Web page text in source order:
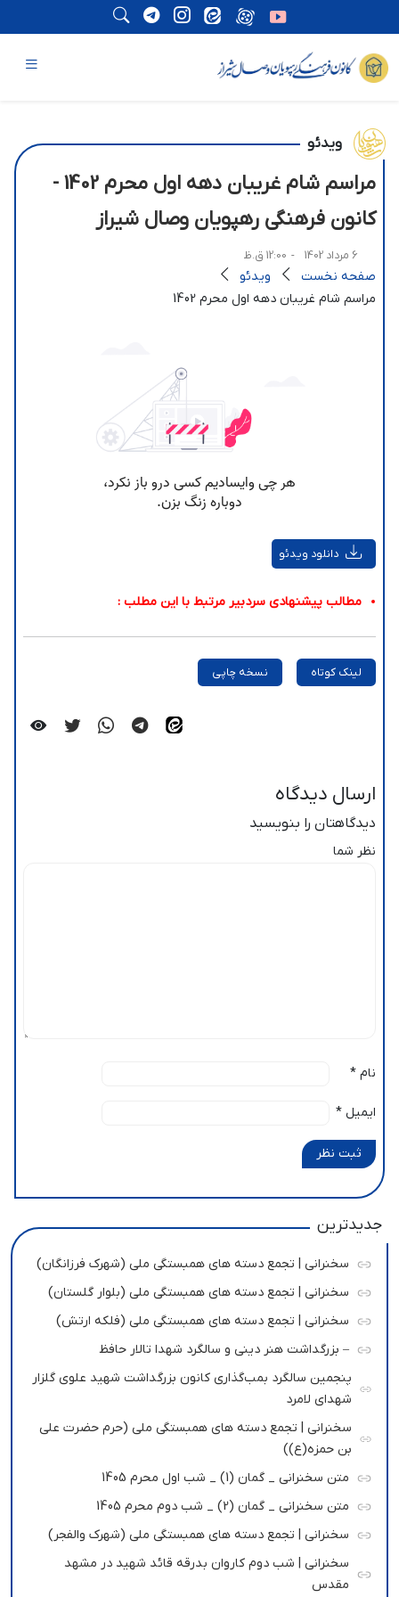
ویدئو
مراسم شام غریبان دهه اول محرم 1402 -
کانون فرهنگی رهپویان وصال شیراز
6 مرداد 1402 - 12:00 ق.ظ
صفحه نخست
ویدئو
مراسم شام غریبان دهه اول محرم 1402
دانلود ویدئو
مطالب پیشنهادی سردبیر مرتبط با این مطلب :
لینک کوتاه نسخه چاپی
ارسال دیدگاه
دیدگاهتان را بنویسید
نظر شما
نام *
ایمیل *
ثبت نظر
جدیدترین
سخنرانی | تجمع دسته های همبستگی ملی (شهرک فرزانگان)
سخنرانی | تجمع دسته های همبستگی ملی (بلوار گلستان)
سخنرانی | تجمع دسته های همبستگی ملی (فلکه ارتش)
– بزرگداشت هنر دینی و سالگرد شهدا تالار حافظ
پنجمین سالگرد بمب‌گذاری کانون بزرگداشت شهید علوی گلزار
شهدای لامرد
سخنرانی | تجمع دسته های همبستگی ملی (حرم حضرت علی
بن حمزه(ع))
متن سخنرانی _ گمان (1) _ شب اول محرم 1405
متن سخنرانی _ گمان (2) _ شب دوم محرم 1405
سخنرانی | تجمع دسته های همبستگی ملی (شهرک والفجر)
سخنرانی | شب دوم کاروان بدرقه قائد شهید در مشهد
مقدس